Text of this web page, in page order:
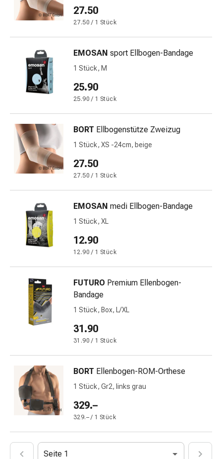
Kühlen
Wärmen
Schlaf
Beruhigung
Schlafstörungen
Rhonchopathie
(Schnarchen)
Atemwege
Atmungstraktbeschwerden
Infektionen
Windpocken
Schwindelgefühl
Stoffwechsel
Immunsuppressiva
Insektenschutz
und
-
mittel
Mücken-
Zeckenschutz
Zeckenpinzette
Anti-
Rezeptpflichtige
Arzneimittel
Rezeptpflichtige
Arzneimittel
Wechseljahre
27.50
27.50 / 1 Stück
EMOSAN sport Ellbogen-Bandage
1 Stück, M
25.90
25.90 / 1 Stück
BORT Ellbogenstütze Zweizug
1 Stück, XS -24cm, beige
27.50
27.50 / 1 Stück
EMOSAN medi Ellbogen-Bandage
1 Stück, XL
12.90
12.90 / 1 Stück
FUTURO Premium Ellenbogen-
Bandage
1 Stück, Box, L/XL
31.90
31.90 / 1 Stück
BORT Ellenbogen-ROM-Orthese
1 Stück, Gr2, links grau
329.–
329.– / 1 Stück
Seite 1